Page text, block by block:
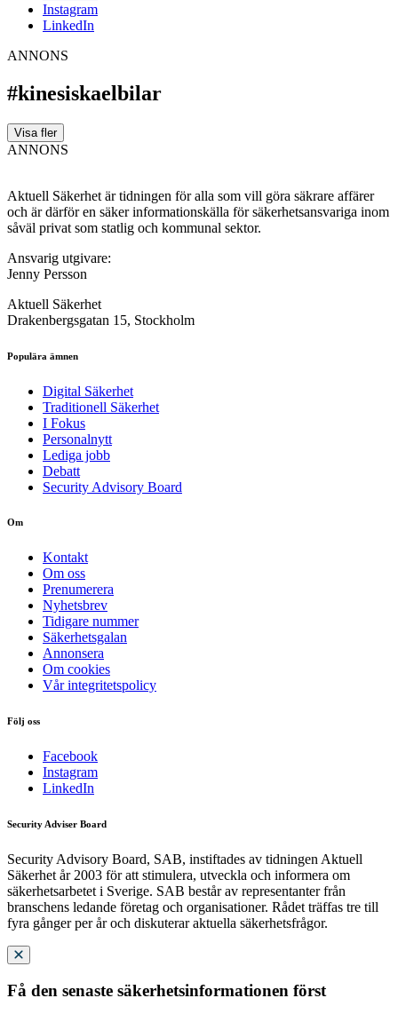
Instagram
LinkedIn
ANNONS
#kinesiskaelbilar
Visa fler
ANNONS
Aktuell Säkerhet är tidningen för alla som vill göra säkrare affärer
och är därför en säker informationskälla för säkerhets­ansvariga inom
såväl privat som statlig och kommunal sektor.
Ansvarig utgivare:
Jenny Persson
Aktuell Säkerhet
Drakenbergsgatan 15, Stockholm
Populära ämnen
Digital Säkerhet
Traditionell Säkerhet
I Fokus
Personalnytt
Lediga jobb
Debatt
Security Advisory Board
Om
Kontakt
Om oss
Prenumerera
Nyhetsbrev
Tidigare nummer
Säkerhetsgalan
Annonsera
Om cookies
Vår integritetspolicy
Följ oss
Facebook
Instagram
LinkedIn
Security Adviser Board
Security Advisory Board, SAB, instiftades av tidningen Aktuell
Säkerhet år 2003 för att stimulera, utveckla och informera om
säkerhetsarbetet i Sverige. SAB består av representanter från
branschens ledande företag och organisationer. Rådet träffas tre till
fyra gånger per år och diskuterar aktuella säkerhetsfrågor.
Få den senaste säkerhetsinformationen först